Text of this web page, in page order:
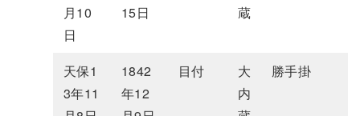
月10
日
15日
蔵
天保1
3年11
1842
年12
目付
大
内
勝手掛